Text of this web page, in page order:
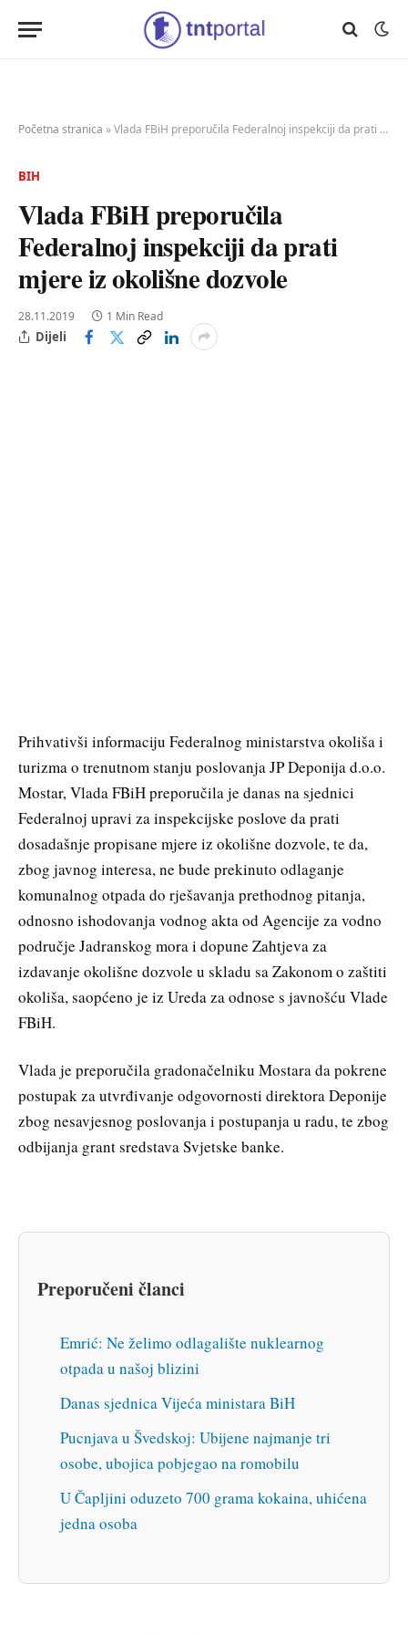
Početna stranica »Vlada FBiH preporučila Federalnoj inspekciji da prati mjere iz okolišne dozvole
BIH
Vlada FBiH preporučila
Federalnoj inspekciji da prati
mjere iz okolišne dozvole
28.11.2019 1 Min Read
Dijeli
Prihvativši informaciju Federalnog ministarstva okoliša i
turizma o trenutnom stanju poslovanja JP Deponija d.o.o.
Mostar, Vlada FBiH preporučila je danas na sjednici
Federalnoj upravi za inspekcijske poslove da prati
dosadašnje propisane mjere iz okolišne dozvole, te da,
zbog javnog interesa, ne bude prekinuto odlaganje
komunalnog otpada do rješavanja prethodnog pitanja,
odnosno ishodovanja vodnog akta od Agencije za vodno
područje Jadranskog mora i dopune Zahtjeva za
izdavanje okolišne dozvole u skladu sa Zakonom o zaštiti
okoliša, saopćeno je iz Ureda za odnose s javnošću Vlade
FBiH.
Vlada je preporučila gradonačelniku Mostara da pokrene
postupak za utvrđivanje odgovornosti direktora Deponije
zbog nesavjesnog poslovanja i postupanja u radu, te zbog
odbijanja grant sredstava Svjetske banke.
Preporučeni članci
Emrić: Ne želimo odlagalište nuklearnog
otpada u našoj blizini
Danas sjednica Vijeća ministara BiH
Pucnjava u Švedskoj: Ubijene najmanje tri
osobe, ubojica pobjegao na romobilu
U Čapljini oduzeto 700 grama kokaina, uhićena
jedna osoba